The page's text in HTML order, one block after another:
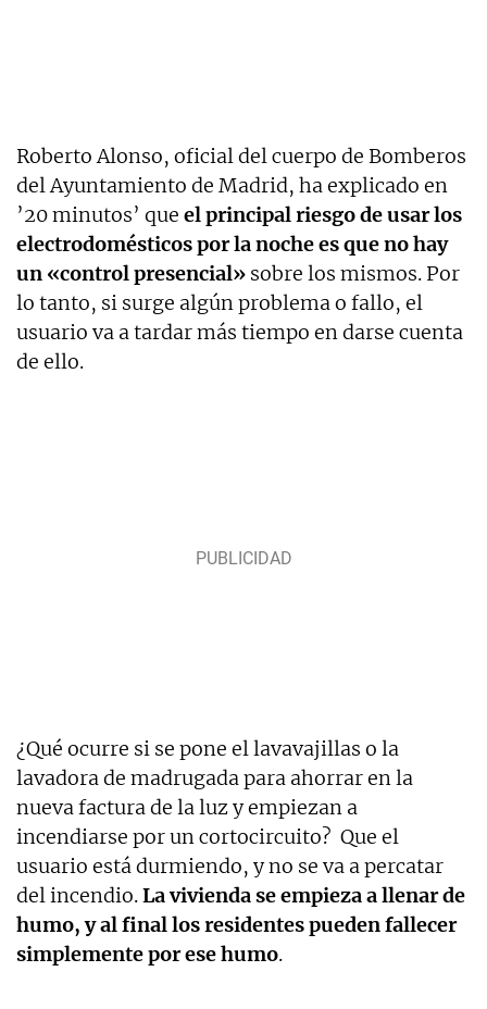
Roberto Alonso, oficial del cuerpo de Bomberos
del Ayuntamiento de Madrid, ha explicado en
’20 minutos’ que el principal riesgo de usar los
electrodomésticos por la noche es que no hay
un «control presencial» sobre los mismos. Por
lo tanto, si surge algún problema o fallo, el
usuario va a tardar más tiempo en darse cuenta
de ello.
¿Qué ocurre si se pone el lavavajillas o la
lavadora de madrugada para ahorrar en la
nueva factura de la luz y empiezan a
incendiarse por un cortocircuito? Que el
usuario está durmiendo, y no se va a percatar
del incendio.La vivienda se empieza a llenar de
humo, y al final los residentes pueden fallecer
simplemente por ese humo.